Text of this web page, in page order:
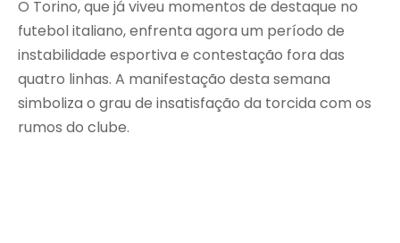
O Torino, que já viveu momentos de destaque no
futebol italiano, enfrenta agora um período de
instabilidade esportiva e contestação fora das
quatro linhas. A manifestação desta semana
simboliza o grau de insatisfação da torcida com os
rumos do clube.